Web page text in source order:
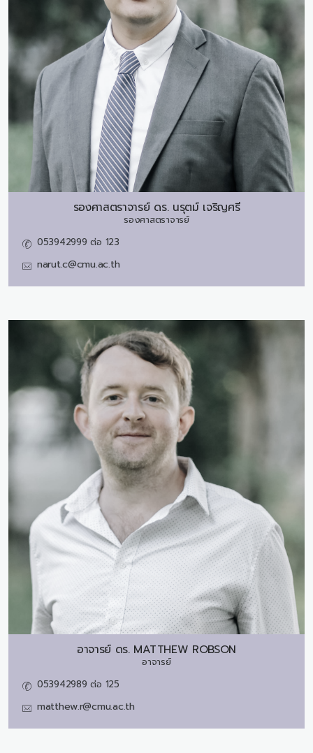
รองศาสตราจารย์ ดร. นรุตม์ เจริญศรี
รองศาสตราจารย์
053942999 ต่อ 123
narut.c@cmu.ac.th
อาจารย์ ดร. MATTHEW ROBSON
อาจารย์
053942989 ต่อ 125
matthew.r@cmu.ac.th